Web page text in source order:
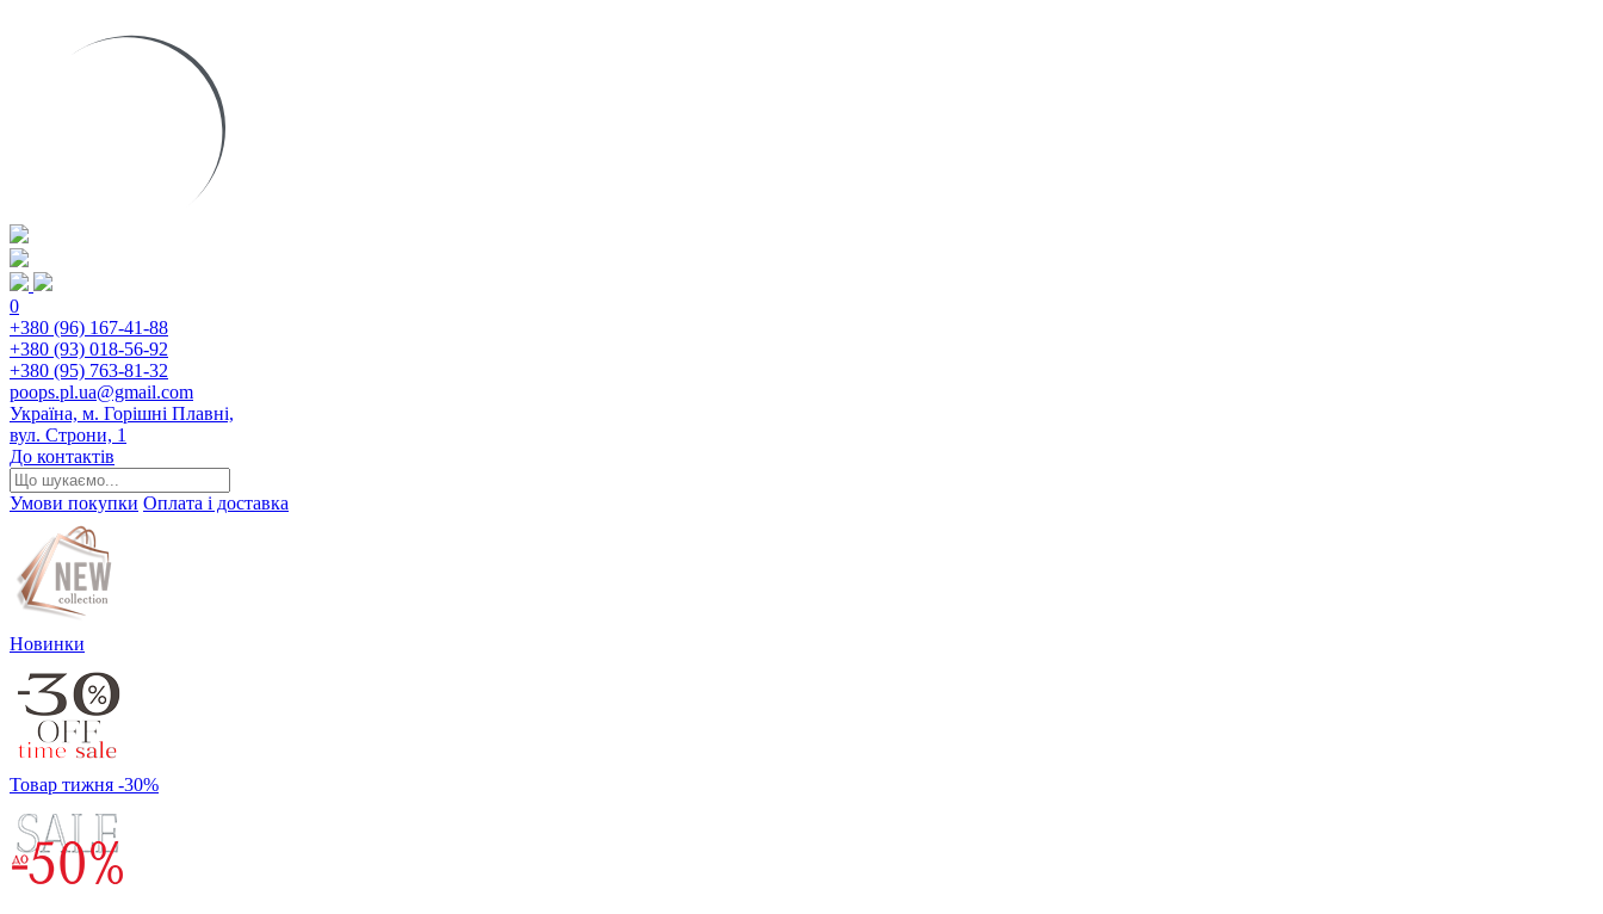
0
+380 (96) 167-41-88
+380 (93) 018-56-92
+380 (95) 763-81-32
poops.pl.ua@gmail.com
Україна, м. Горішні Плавні,
вул. Строни, 1
До контактів
Умови покупки Оплата і доставка
Новинки
Товар тижня -30%